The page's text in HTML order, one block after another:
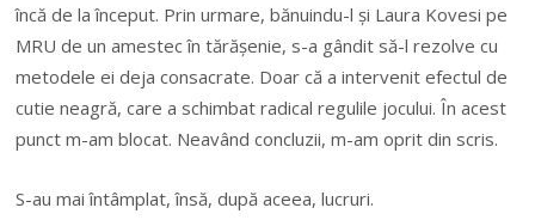
încă de la început. Prin urmare, bănuindu-l și Laura Kovesi pe
MRU de un amestec în tărășenie, s-a gândit să-l rezolve cu
metodele ei deja consacrate. Doar că a intervenit efectul de
cutie neagră, care a schimbat radical regulile jocului. În acest
punct m-am blocat. Neavând concluzii, m-am oprit din scris.
S-au mai întâmplat, însă, după aceea, lucruri.